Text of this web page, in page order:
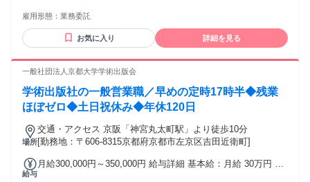
程度で勤務開始できる方 【歓迎】 ・コールセンターやテレア
ポ経験がある方 ・営業経験者 ・接客販売経験者 ・コール未
経験の方でも、リーダーとして活躍できています！ 学歴不
【お仕事に必要なもの】 ・面接前の用意 光回線の契約（業務
Ryzen5以上、メモリ：8GB以上) ※Mac、タブレットPC不可
・面接後の用意 マウス 有線LAN USBヘッドセット 貸与は行
雇用形態： 業務委託
お気に入り 詳細を見る
一般社団法人京都大学学術出版会
学術出版社の一般営業職／早めの定時17時半◆残業
ほぼゼロ◆土日祝休み◆年休120日
場所
交通・アクセス 京阪「神宮丸太町駅」より徒歩10分
[勤務地：〒606-8315京都府京都市左京区吉田近衛町]
給与
月給300,000円～350,000円 給与詳細 基本給：月給 30万円 〜